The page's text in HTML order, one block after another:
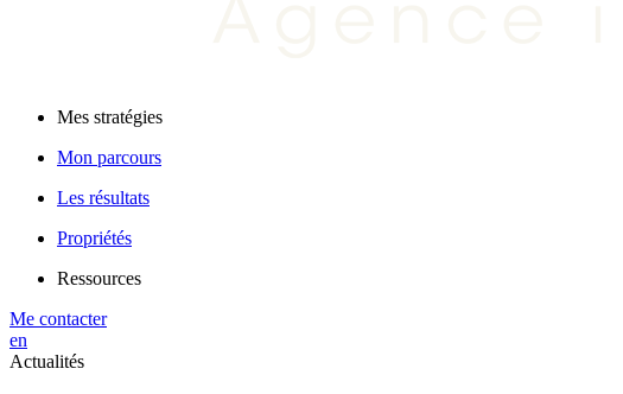
Mes stratégies
Mon parcours
Les résultats
Propriétés
Ressources
Me contacter
en
Actualités